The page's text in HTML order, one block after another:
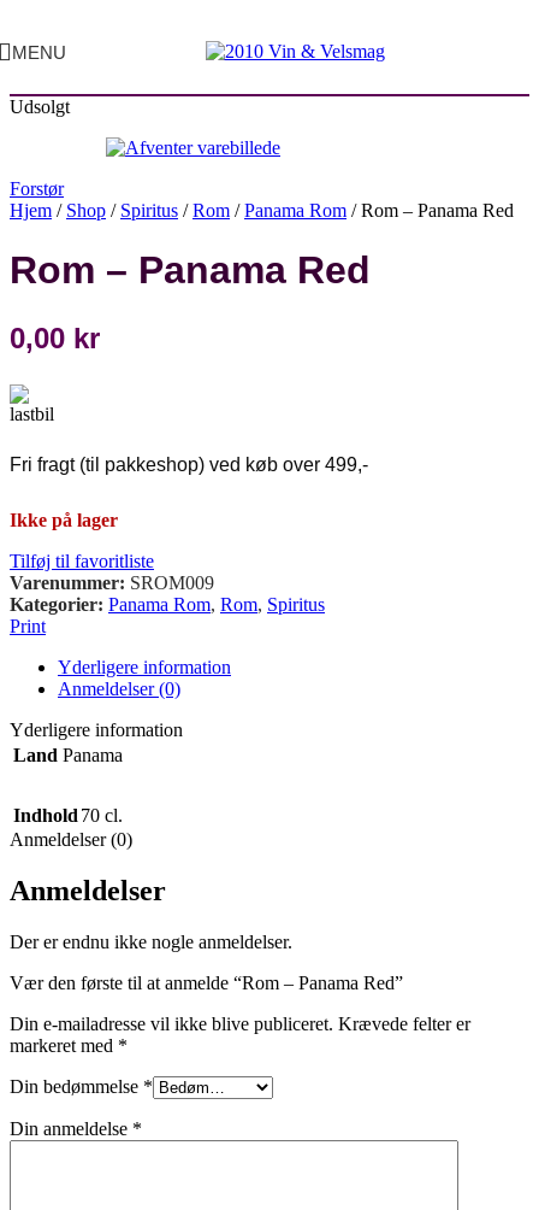
MENU
Udsolgt
Forstør
Hjem / Shop / Spiritus /Rom /Panama Rom /Rom – Panama Red
Rom – Panama Red
0,00 kr
Fri fragt (til pakkeshop) ved køb over 499,-
Ikke på lager
Tilføj til favoritliste
Varenummer: SROM009
Kategorier: Panama Rom, Rom, Spiritus
Print
Yderligere information
Anmeldelser (0)
Yderligere information
Land Panama
Indhold 70 cl.
Anmeldelser (0)
Anmeldelser
Der er endnu ikke nogle anmeldelser.
Vær den første til at anmelde “Rom – Panama Red”
Din e-mailadresse vil ikke blive publiceret. Krævede felter er
markeret med *
Din bedømmelse *
Din anmeldelse *